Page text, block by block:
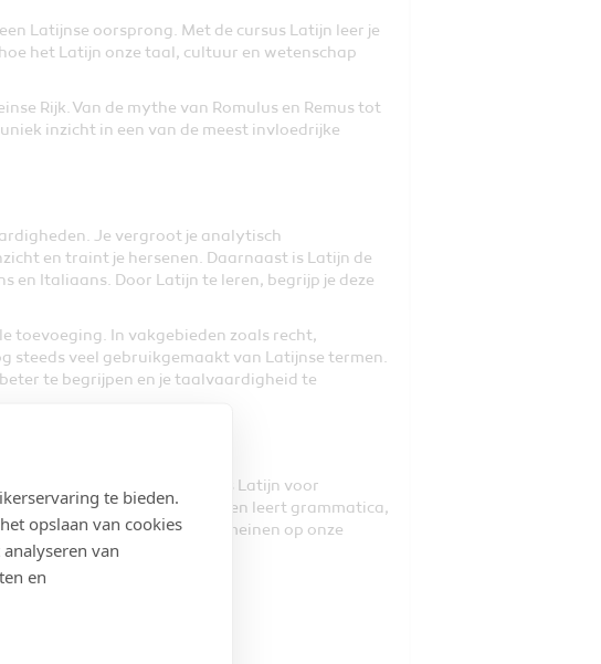
te bieden.
opslaan van cookies
van
en
Latijnse oorsprong. Met de cursus Latijn leer je
het Latijn onze taal, cultuur en wetenschap
Rijk. Van de mythe van Romulus en Remus tot
inzicht in een van de meest invloedrijke
Je vergroot je analytisch
en traint je hersenen. Daarnaast is Latijn de
en Italiaans. Door Latijn te leren, begrijp je deze
toevoeging. In vakgebieden zoals recht,
steeds veel gebruikgemaakt van Latijnse termen.
te begrijpen en je taalvaardigheid te
wilt uitbreiden, met de cursus Latijn voor
originele Latijnse teksten en leert grammatica,
in de invloed van de Romeinen op onze